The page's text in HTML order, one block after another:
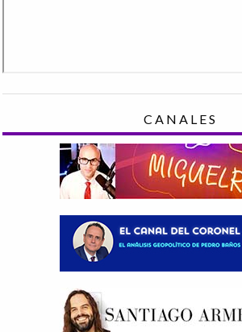
CANALES